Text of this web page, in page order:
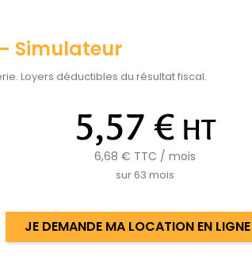
Simulateur
Loyers déductibles du résultat fiscal.
5,57 € HT
6,68 € TTC / mois
sur 63 mois
JE DEMANDE MA LOCATION EN